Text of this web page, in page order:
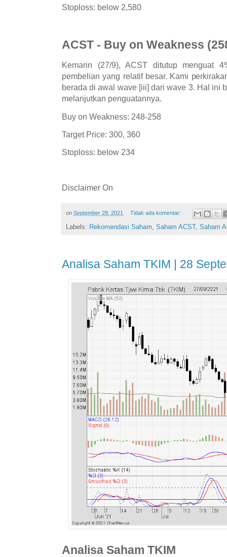
Stoploss: below 2,580
ACST - Buy on Weakness
Kemarin (27/9), ACST ditutup menguat
pembelian yang relatif besar. Kami
berada di awal wave [iii] dari wave 3. Hal ini
melanjutkan penguatannya.
Buy on Weakness: 248-258
Target Price: 300, 360
Stoploss: below 234
Disclaimer On
on September 28, 2021 Tidak ada komentar:
Labels: Rekomendasi Saham Saham ACST, Saham
Analisa Saham TKIM | 28
Analisa Saham TKIM